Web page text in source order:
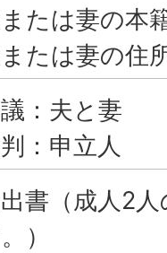
たは妻の本
たは妻の住
：夫と妻
：申立人
書（成人2
）